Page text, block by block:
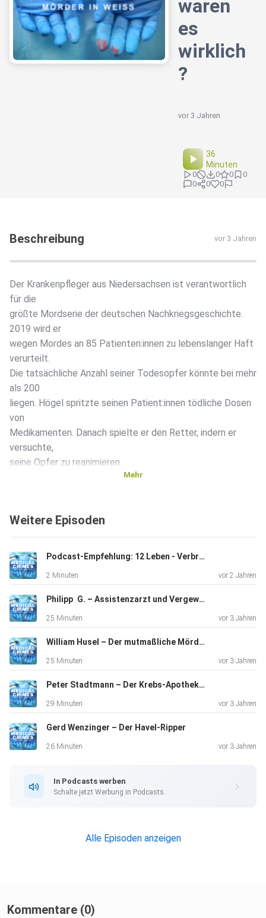
waren
es
wirklich
?
vor 3 Jahren
36
Minuten
0 0 0
0
0
0 0
Beschreibung vor 3 Jahren
Der Krankenpfleger aus Niedersachsen ist verantwortlich
für die
größte Mordserie der deutschen Nachkriegsgeschichte.
2019 wird er
wegen Mordes an 85 Patienten:innen zu lebenslanger Haft
verurteilt.
Die tatsächliche Anzahl seiner Todesopfer könnte bei mehr
als 200
liegen. Högel spritzte seinen Patient:innen tödliche Dosen
von
Medikamenten. Danach spielte er den Retter, indem er
versuchte,
seine Opfer zu reanimieren.
Mehr
Weitere Episoden
Podcast-Empfehlung: 12 Leben - Verbrechen an Frauen
2 Minuten vor 2 Jahren
Philipp G. – Assistenzarzt und Vergewaltiger
25 Minuten vor 3 Jahren
William Husel – Der mutmaßliche Mörder ohne Prozess
25 Minuten vor 3 Jahren
Peter Stadtmann – Der Krebs-Apotheker aus Bottrop
29 Minuten vor 3 Jahren
Gerd Wenzinger – Der Havel-Ripper
26 Minuten vor 3 Jahren
In Podcasts werben
Schalte jetzt Werbung in Podcasts.
Alle Episoden anzeigen
Kommentare (0)